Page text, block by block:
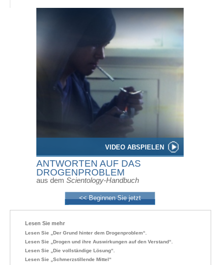
VIDEO ABSPIELEN
ANTWORTEN AUF DAS
DROGENPROBLEM
aus dem Scientology-Handbuch
<< Beginnen Sie jetzt
Lesen Sie mehr
Lesen Sie „Der Grund hinter dem Drogenproblem“.
Lesen Sie „Drogen und ihre Auswirkungen auf den Verstand“.
Lesen Sie „Die vollständige Lösung“.
Lesen Sie „Schmerzstillende Mittel“